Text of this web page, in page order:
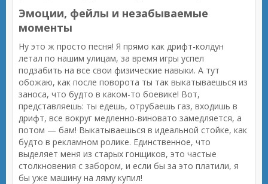
Эмоции, фейлы и незабываемые
моменты
Ну это ж просто песня! Я прямо как дрифт-колдун
летал по нашим улицам, за время игры успел
подзабить на все свои физические навыки. А тут
обожаю, как после поворота ты так выкатываешься из
заноса, что будто в каком-то боевике! Вот,
представляешь: ты едешь, отрубаешь газ, входишь в
дрифт, все вокруг медленно-виновато замедляется, а
потом — бам! Выкатываешься в идеальной стойке, как
будто в рекламном ролике. Единственное, что
выделяет меня из старых гонщиков, это частые
столкновения с забором, и если бы за это платили, я
бы уже машину на ляму купил!